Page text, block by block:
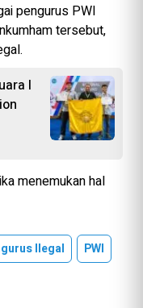
pengurus PWI
tersebut,
I
menemukan hal
Ilegal
PWI